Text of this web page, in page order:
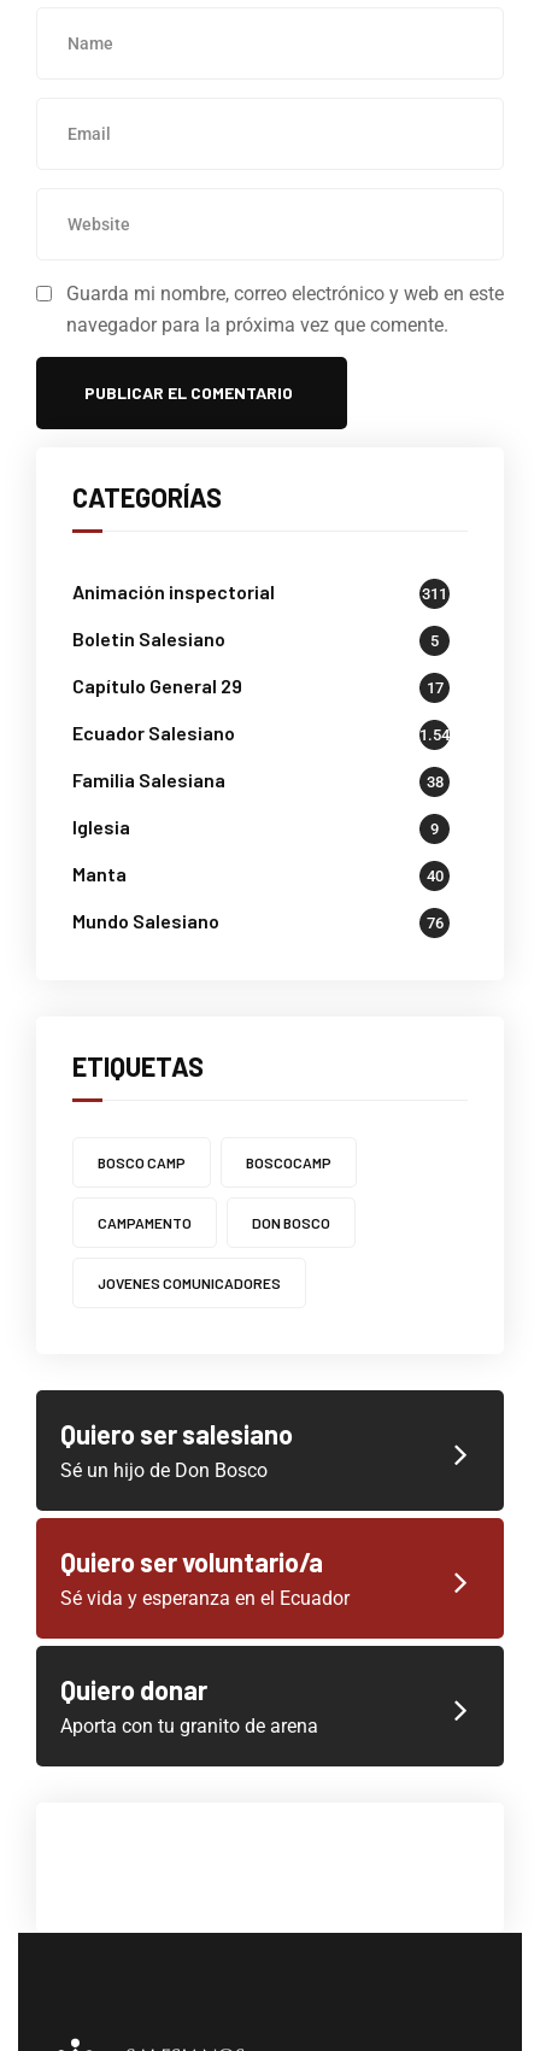
Guarda mi nombre, correo electrónico y web en este
navegador para la próxima vez que comente.
CATEGORÍAS
Animación inspectorial 311
Boletin Salesiano 5
Capítulo General 29 17
Ecuador Salesiano 1.541
Familia Salesiana 38
Iglesia 9
Manta 40
Mundo Salesiano 76
ETIQUETAS
BOSCO CAMP BOSCOCAMP
CAMPAMENTO DON BOSCO
JOVENES COMUNICADORES
Quiero ser salesiano
Sé un hijo de Don Bosco
Quiero ser voluntario/a
Sé vida y esperanza en el Ecuador
Quiero donar
Aporta con tu granito de arena